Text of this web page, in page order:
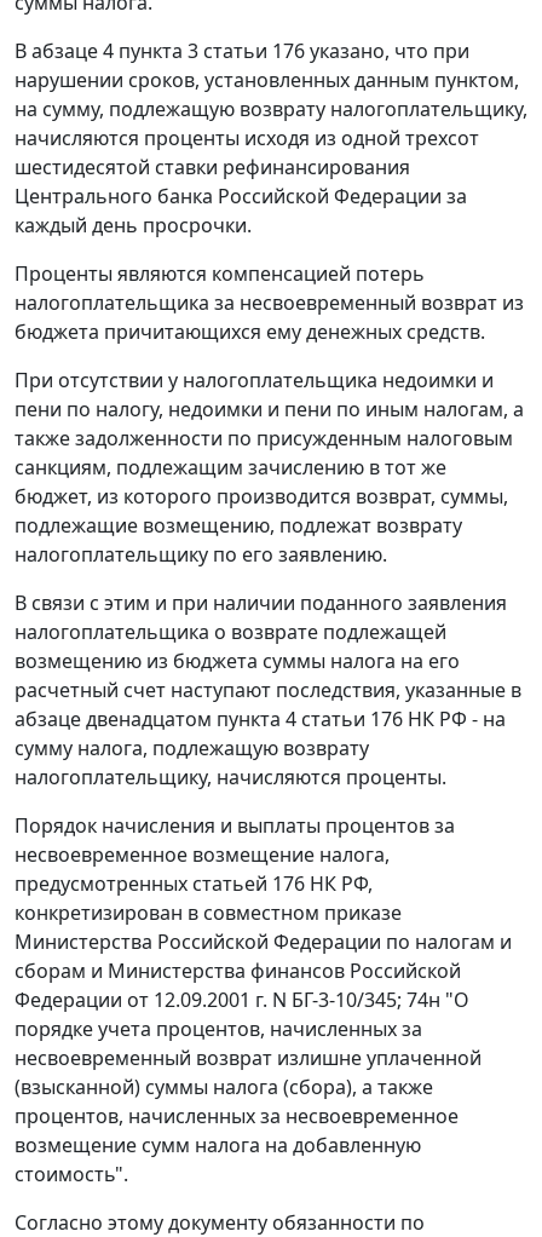
Вабзаце 4 пункта 3 статьи 176указано, что при
нарушении сроков, установленных данным пунктом,
на сумму, подлежащую возврату налогоплательщику,
начисляются проценты исходя из одной трехсот
шестидесятой ставки рефинансирования
Центрального банка Российской Федерации за
каждый день просрочки.
Проценты являются компенсацией потерь
налогоплательщика за несвоевременный возврат из
бюджета причитающихся ему денежных средств.
При отсутствии у налогоплательщика недоимки и
пени по налогу, недоимки и пени по иным налогам, а
также задолженности по присужденным налоговым
санкциям, подлежащим зачислению в тот же
бюджет, из которого производится возврат, суммы,
подлежащие возмещению, подлежат возврату
налогоплательщику по его заявлению.
В связи с этим и при наличии поданного заявления
налогоплательщика о возврате подлежащей
возмещению из бюджета суммы налога на его
расчетный счет наступают последствия, указанные в
абзаце двенадцатом пункта 4 статьи 176 НК РФ - на
сумму налога, подлежащую возврату
налогоплательщику, начисляются проценты.
Порядок начисления и выплаты процентов за
несвоевременное возмещение налога,
предусмотренных статьей 176 НК РФ,
конкретизирован в совместном приказе
Министерства Российской Федерации по налогам и
сборам и Министерства финансов Российской
Федерации от 12.09.2001 г. N БГ-3-10/345; 74н "О
порядке учета процентов, начисленных за
несвоевременный возврат излишне уплаченной
(взысканной) суммы налога (сбора), а также
процентов, начисленных за несвоевременное
возмещение сумм налога на добавленную
стоимость".
Согласно этому документу обязанности по